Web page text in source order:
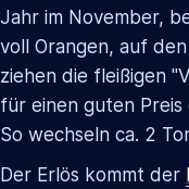
Jahr im November,
voll Orangen, auf
ziehen die fleißigen
für einen guten Preis
So wechseln ca. 2
Der Erlös kommt der